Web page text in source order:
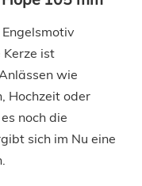
Kerze ist
wie
Hochzeit oder
noch die
sich im Nu eine